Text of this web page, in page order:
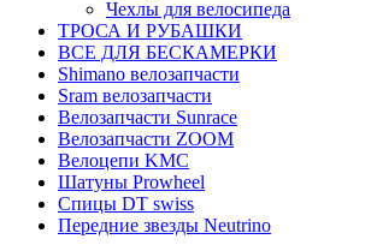
Чехлы для велосипеда
ТРОСА И РУБАШКИ
ВСЕ ДЛЯ БЕСКАМЕРКИ
Shimano велозапчасти
Sram велозапчасти
Велозапчасти Sunrace
Велозапчасти ZOOM
Велоцепи KMC
Шатуны Prowheel
Спицы DT swiss
Передние звезды Neutrino